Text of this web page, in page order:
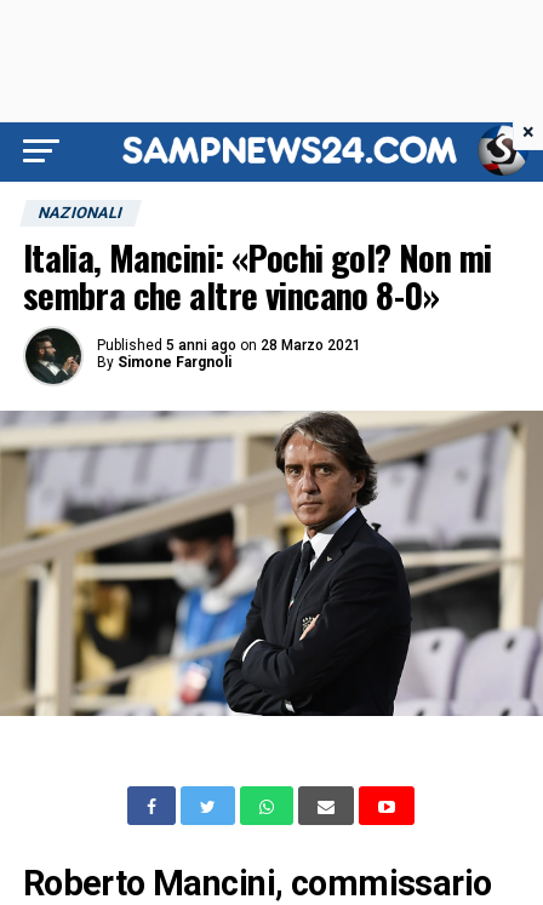
NAZIONALI
Italia, Mancini: «Pochi gol? Non mi
sembra che altre vincano 8-0»
Published 5 anni ago on 28 Marzo 2021
By Simone Fargnoli
Roberto Mancini, commissario
×